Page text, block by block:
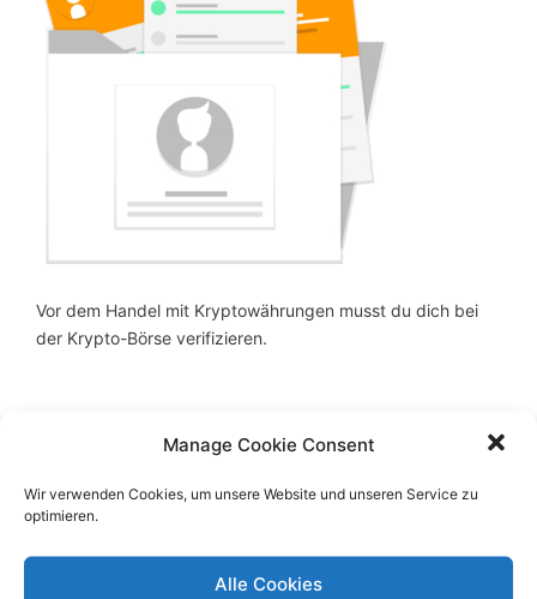
Manage Cookie Consent
Wir verwenden Cookies, um unsere Website und unseren Service zu
optimieren.
Alle Cookies
Vor dem Handel mit Kryptowährungen musst du dich bei
der Krypto-Börse verifizieren.
Über Bitcoin-Generator
Der Bitcoin Generator informiert rund um Bitcoins,